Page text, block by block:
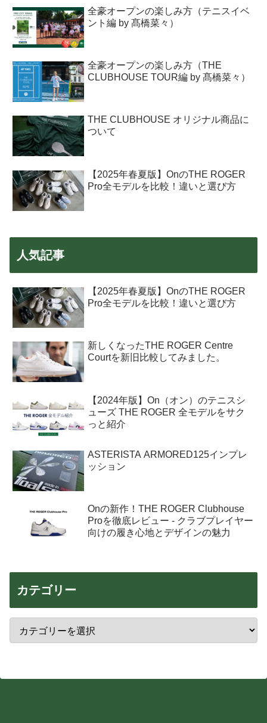
全豪オープンの楽しみ方（テニスイベ
ント編 by 髙橋菜々）
全豪オープンの楽しみ方（THE
CLUBHOUSE TOUR編 by 髙橋菜々）
THE CLUBHOUSE オリジナル商品に
ついて
【2025年春夏版】OnのTHE ROGER
Pro全モデルを比較！違いと選び方
人気記事
【2025年春夏版】OnのTHE ROGER
Pro全モデルを比較！違いと選び方
新しくなったTHE ROGER Centre
Courtを新旧比較してみました。
【2024年版】On（オン）のテニスシ
ューズ THE ROGER 全モデルをサク
っと紹介
ASTERISTA ARMORED125インプレ
ッション
Onの新作！THE ROGER Clubhouse
Proを徹底レビュー - クラブプレイヤー
向けの履き心地とデザインの魅力
カテゴリー